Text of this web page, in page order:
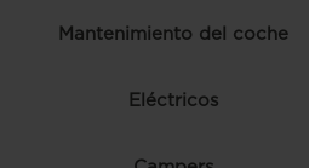
Mantenimiento del coche
Eléctricos